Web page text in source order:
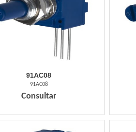
91AC08
91AC08
Consultar